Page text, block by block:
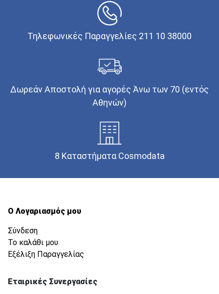
Τηλεφωνικές Παραγγελίες 211 10 38000
Δωρεάν Αποστολή για αγορές Άνω των 70 (εντός
Αθηνών)
8 Καταστήματα Cosmodata
Ο Λογαριασμός μου
Σύνδεση
Το καλάθι μου
Εξέλιξη Παραγγελίας
Εταιρικές Συνεργασίες